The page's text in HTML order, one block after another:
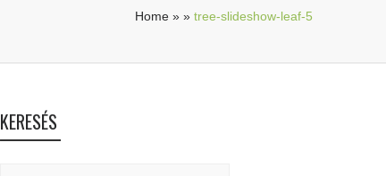
Home » » tree-slideshow-leaf-5
KERESÉS